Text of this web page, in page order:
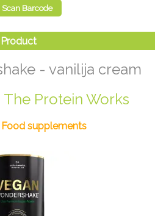
- vanilija cream
The Protein Works
Food supplements